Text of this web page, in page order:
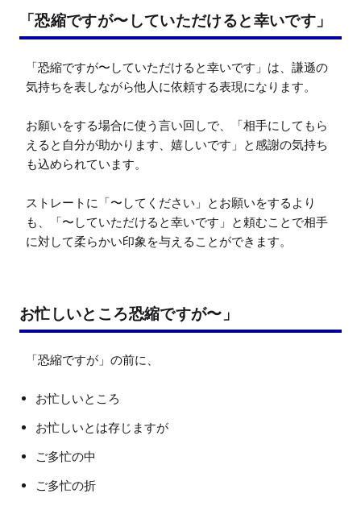
「恐縮ですが〜していただけると幸いです」
「恐縮ですが〜していただけると幸いです」は、謙遜の
気持ちを表しながら他人に依頼する表現になります。
お願いをする場合に使う言い回しで、「相手にしてもら
えると自分が助かります、嬉しいです」と感謝の気持ち
も込められています。
ストレートに「〜してください」とお願いをするより
も、「〜していただけると幸いです」と頼むことで相手
に対して柔らかい印象を与えることができます。
お忙しいところ恐縮ですが〜」
お忙しいところ
お忙しいとは存じますが
ご多忙の中
ご多忙の折